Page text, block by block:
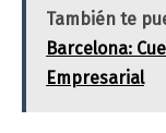
También te
Barcelona:
Empresarial